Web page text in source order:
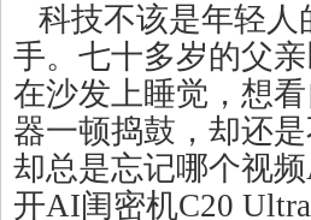
科技不该是年轻人
手。七十多岁的父
在沙发上睡觉，想
器一顿捣鼓，却还
却总是忘记哪个视
开AI闺密机C20